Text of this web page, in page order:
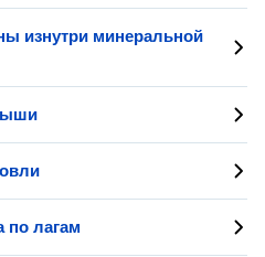
изнутри минеральной
по лагам